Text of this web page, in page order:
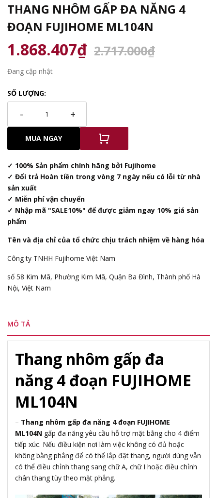
THANG NHÔM GẤP ĐA NĂNG 4
ĐOẠN FUJIHOME ML104N
1.868.407₫ 2.717.000₫
Đang cập nhật
SỐ LƯỢNG:
- +
MUA NGAY
✓ 100% Sản phẩm chính hãng bởi Fujihome
✓ Đổi trả Hoàn tiền trong vòng 7 ngày nếu có lỗi từ nhà
sản xuất
✓ Miễn phí vận chuyển
✓ Nhập mã "SALE10%" để được giảm ngay 10% giá sản
phẩm
Tên và địa chỉ của tổ chức chịu trách nhiệm về hàng hóa
Công ty TNHH Fujihome Việt Nam
số 58 Kim Mã, Phường Kim Mã, Quận Ba Đình, Thành phố Hà
Nội, Việt Nam
MÔ TẢ
Thang nhôm gấp đa
năng 4 đoạn FUJIHOME
ML104N
– Thang nhôm gấp đa năng 4 đoạn FUJIHOME
ML104N gấp đa năng yêu cầu hỗ trợ mặt bằng cho 4 điểm
tiếp xúc. Nếu điều kiện nơi làm việc không có đủ hoặc
không bằng phẳng để có thể lắp đặt thang, người dùng vẫn
có thể điều chỉnh thang sang chữ A, chữ I hoặc điều chỉnh
chân thang tùy theo mặt phẳng.